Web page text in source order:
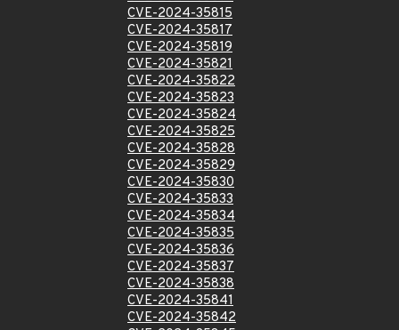
CVE-2024-35815
CVE-2024-35817
CVE-2024-35819
CVE-2024-35821
CVE-2024-35822
CVE-2024-35823
CVE-2024-35824
CVE-2024-35825
CVE-2024-35828
CVE-2024-35829
CVE-2024-35830
CVE-2024-35833
CVE-2024-35834
CVE-2024-35835
CVE-2024-35836
CVE-2024-35837
CVE-2024-35838
CVE-2024-35841
CVE-2024-35842